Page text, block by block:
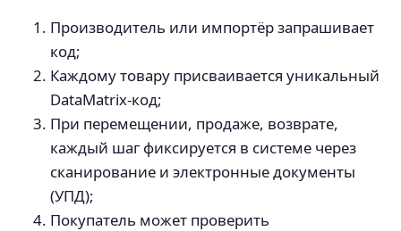
Производитель или импортёр запрашивает
код;
Каждому товару присваивается уникальный
DataMatrix-код;
При перемещении, продаже, возврате,
каждый шаг фиксируется в системе через
сканирование и электронные документы
(УПД);
Покупатель может проверить